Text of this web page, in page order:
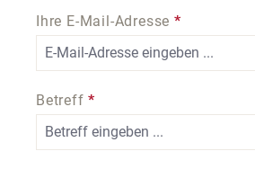
Ihre E-Mail-Adresse *
Betreff*